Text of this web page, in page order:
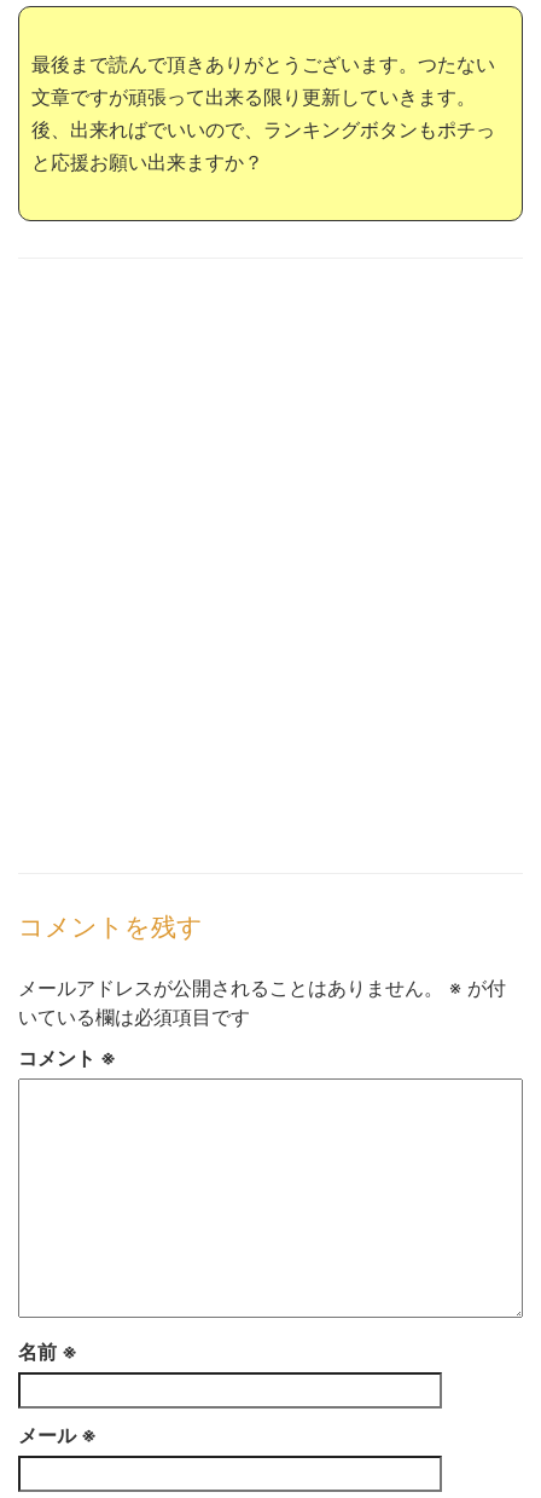
最後まで読んで頂きありがとうございます。つたない
文章ですが頑張って出来る限り更新していきます。
後、出来ればでいいので、ランキングボタンもポチっ
と応援お願い出来ますか？
コメントを残す
メールアドレスが公開されることはありません。 ※ が付
いている欄は必須項目です
コメント ※
名前 ※
メール ※